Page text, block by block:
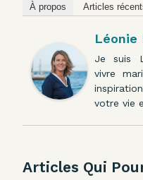
À propos Articles
Léonie
Je suis
vivre
votre vie
Articles Qui